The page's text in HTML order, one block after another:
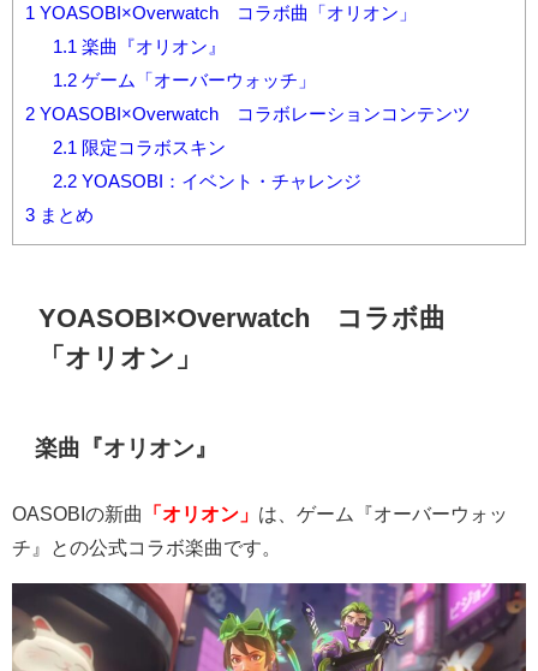
1 YOASOBI×Overwatch コラボ曲「オリオン」
1.1 楽曲『オリオン』
1.2ゲーム「オーバーウォッチ」
2 YOASOBI×Overwatch コラボレーションコンテンツ
2.1 限定コラボスキン
2.2YOASOBI：イベント・チャレンジ
3 まとめ
YOASOBI×Overwatch コラボ曲
「オリオン」
楽曲『オリオン』
OASOBI の新曲 「オリオン」 は、ゲーム『オーバーウォッ
チ』との公式コラボ楽曲です。